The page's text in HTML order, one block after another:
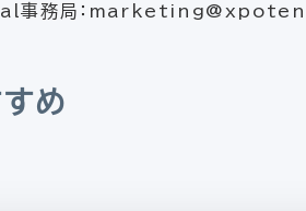
事務局：
め